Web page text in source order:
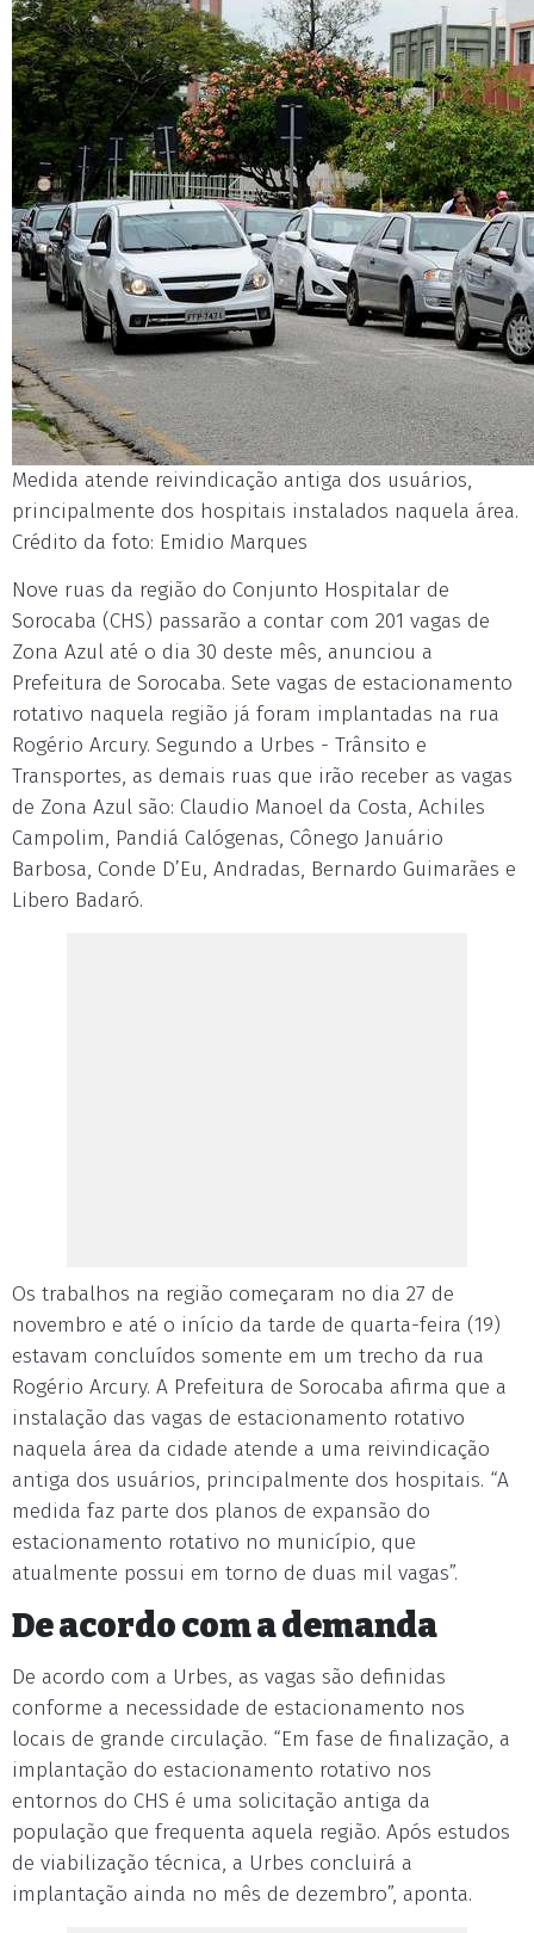
Medida atende reivindicação antiga dos usuários,
principalmente dos hospitais instalados naquela área.
Crédito da foto: Emidio Marques
Nove ruas da região do Conjunto Hospitalar de
Sorocaba (CHS) passarão a contar com 201 vagas de
Zona Azul até o dia 30 deste mês, anunciou a
Prefeitura de Sorocaba. Sete vagas de estacionamento
rotativo naquela região já foram implantadas na rua
Rogério Arcury. Segundo a Urbes - Trânsito e
Transportes, as demais ruas que irão receber as vagas
de Zona Azul são: Claudio Manoel da Costa, Achiles
Campolim, Pandiá Calógenas, Cônego Januário
Barbosa, Conde D’Eu, Andradas, Bernardo Guimarães e
Libero Badaró.
Os trabalhos na região começaram no dia 27 de
novembro e até o início da tarde de quarta-feira (19)
estavam concluídos somente em um trecho da rua
Rogério Arcury. A Prefeitura de Sorocaba afirma que a
instalação das vagas de estacionamento rotativo
naquela área da cidade atende a uma reivindicação
antiga dos usuários, principalmente dos hospitais. “A
medida faz parte dos planos de expansão do
estacionamento rotativo no município, que
atualmente possui em torno de duas mil vagas”.
De acordo com a demanda
De acordo com a Urbes, as vagas são definidas
conforme a necessidade de estacionamento nos
locais de grande circulação. “Em fase de finalização, a
implantação do estacionamento rotativo nos
entornos do CHS é uma solicitação antiga da
população que frequenta aquela região. Após estudos
de viabilização técnica, a Urbes concluirá a
implantação ainda no mês de dezembro”, aponta.